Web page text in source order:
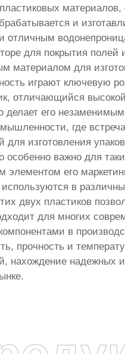
материалов,
и
для покрытия полей
материалом для
играют ключевую
отличающийся
делает его
где
изготовления
важно для
элементом его
в
двух пластиков
для многих
в
прочность и
нахождение надежных